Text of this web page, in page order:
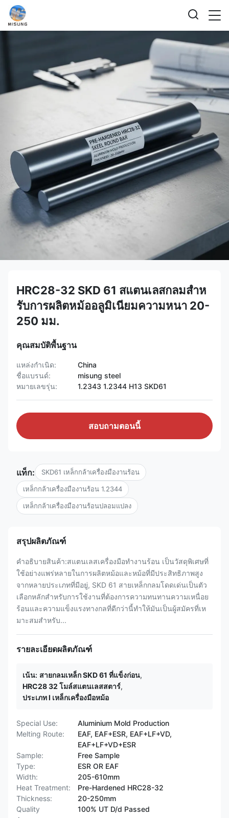
HRC28-32 SKD 61 สแตนเลสกลมสําห
รับการผลิตหม้ออลูมิเนียมความหนา 20-
250 มม.
คุณสมบัติพื้นฐาน
แหล่งกำเนิด:
China
ชื่อแบรนด์:
misung steel
หมายเลขรุ่น:
1.2343 1.2344 H13 SKD61
สอบถามตอนนี้
แท็ก: SKD61 เหล็กกล้าเครื่องมืองานร้อน
เหล็กกล้าเครื่องมืองานร้อน 1.2344
เหล็กกล้าเครื่องมืองานร้อนปลอมแปลง
สรุปผลิตภัณฑ์
คําอธิบายสินค้า:สแตนเลสเครื่องมือทํางานร้อน เป็นวัสดุพิเศษที่
ใช้อย่างแพร่หลายในการผลิตหม้อและหม้อที่มีประสิทธิภาพสูง
จากหลายประเภทที่มีอยู่, SKD 61 สายเหล็กกลมโดดเด่นเป็นตัว
เลือกหลักสําหรับการใช้งานที่ต้องการความทนทานความเหนื่อย
ร้อนและความแข็งแรงทางกลที่ดีกว่านี้ทําให้มันเป็นผู้สมัครที่เห
มาะสมสําหรับ...
รายละเอียดผลิตภัณฑ์
เน้น: สายกลมเหล็ก SKD 61 ที่แข็งก่อน,
HRC28 32 โมล์สแตนเลสสตาร์,
ประเภท I เหล็กเครื่องมือหม้อ
Special Use:
Aluminium Mold Production
Melting Route:
EAF, EAF+ESR, EAF+LF+VD,
EAF+LF+VD+ESR
Sample:
Free Sample
Type:
ESR OR EAF
Width:
205-610mm
Heat Treatment:
Pre-Hardened HRC28-32
Thickness:
20-250mm
Quality
100% UT D/d Passed